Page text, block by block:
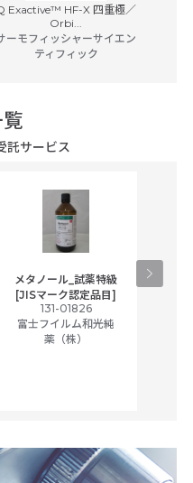
Exactive™ HF-X 四重極／
Orbi...
ーモフィッシャーサイエン
ティフィック
託サービス
メタノール_試薬特級
[JISマーク認定品目]
131-01826
富士フイルム和光純
薬（株）